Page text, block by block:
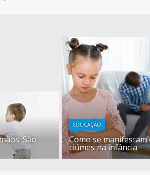
São
EDUCAÇÃO
Como se manifestam
ciúmes na infância